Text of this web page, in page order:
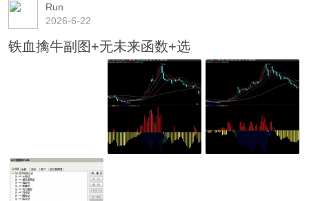
Run
2026-6-22
铁血擒牛副图+无未来函数+选